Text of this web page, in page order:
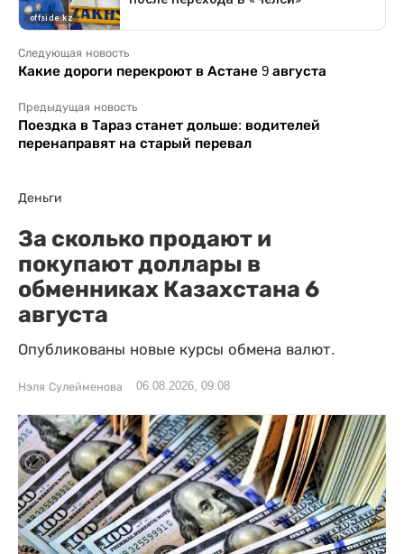
Следующая новость
Какие дороги перекроют в Астане 9 августа
Предыдущая новость
Поездка в Тараз станет дольше: водителей
перенаправят на старый перевал
Деньги
За сколько продают и
покупают доллары в
обменниках Казахстана 6
августа
Опубликованы новые курсы обмена валют.
Нэля Сулейменова 06.08.2026, 09:08